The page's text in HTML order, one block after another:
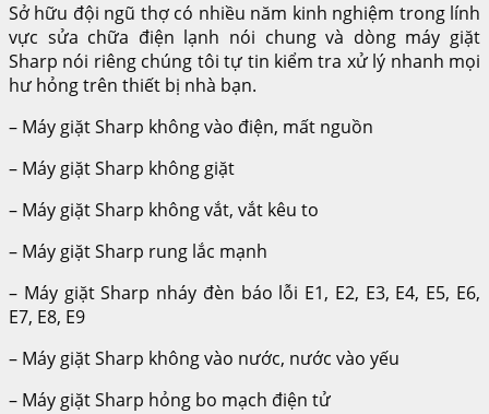
Sở hữu đội ngũ thợ có nhiều năm kinh nghiệm trong lính
vực sửa chữa điện lạnh nói chung và dòng máy giặt
Sharp nói riêng chúng tôi tự tin kiểm tra xử lý nhanh mọi
hư hỏng trên thiết bị nhà bạn.
– Máy giặt Sharp không vào điện, mất nguồn
– Máy giặt Sharp không giặt
– Máy giặt Sharp không vắt, vắt kêu to
– Máy giặt Sharp rung lắc mạnh
– Máy giặt Sharp nháy đèn báo lỗi E1, E2, E3, E4, E5, E6,
E7, E8, E9
– Máy giặt Sharp không vào nước, nước vào yếu
– Máy giặt Sharp hỏng bo mạch điện tử